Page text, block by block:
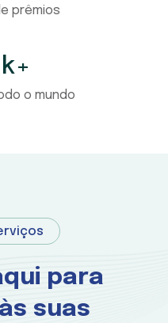
prêmios
k+
o mundo
para
suas